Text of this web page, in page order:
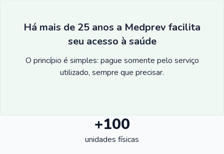
Há mais de 25 anos a Medprev facilita
seu acesso à saúde
O princípio é simples: pague somente pelo serviço
utilizado, sempre que precisar.
+100
unidades físicas